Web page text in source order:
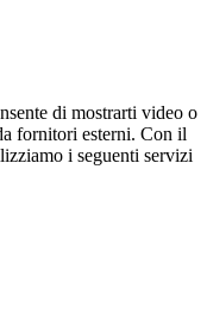
di mostrarti video o
fornitori esterni. Con il
i seguenti servizi